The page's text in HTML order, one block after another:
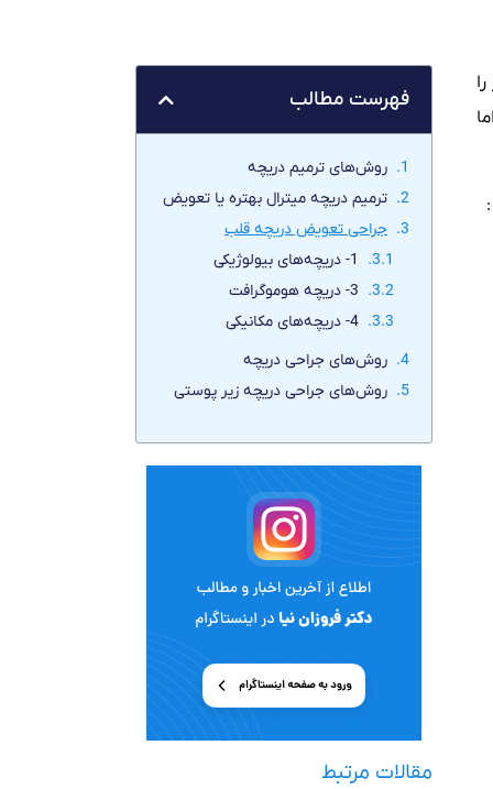
فهرست مطالب
روش‌های ترمیم دریچه
ترمیم دریچه میترال بهتره یا تعویض
جراحی تعویض دریچه قلب
1- دریچه‌های بیولوژیکی
3- دریچه هوموگرافت
4- دریچه‌های مکانیکی
روش‌های جراحی دریچه
روش‌های جراحی‌ دریچه زیر پوستی
مقالات مرتبط